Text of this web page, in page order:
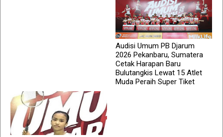
Audisi Umum PB Djarum
2026 Pekanbaru, Sumatera
Cetak Harapan Baru
Bulutangkis Lewat 15 Atlet
Muda Peraih Super Tiket